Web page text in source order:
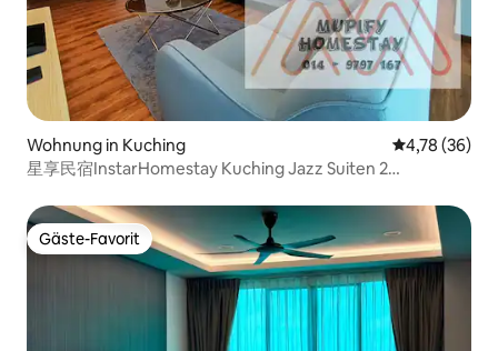
Wohnung in Kuching
4,78 (36)
星享民宿InstarHomestay Kuching Jazz Suiten 2
Gäste-Favorit
Gäste-Favorit